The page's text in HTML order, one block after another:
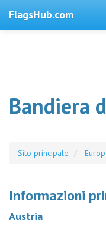
FlagsHub.com
Bandiera
Sito principale
Informazioni
Austria